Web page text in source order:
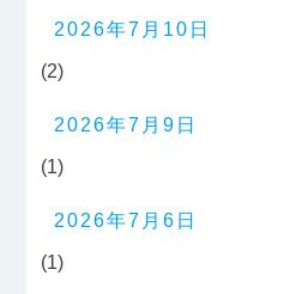
2026年7月10日
(2)
2026年7月9日
(1)
2026年7月6日
(1)